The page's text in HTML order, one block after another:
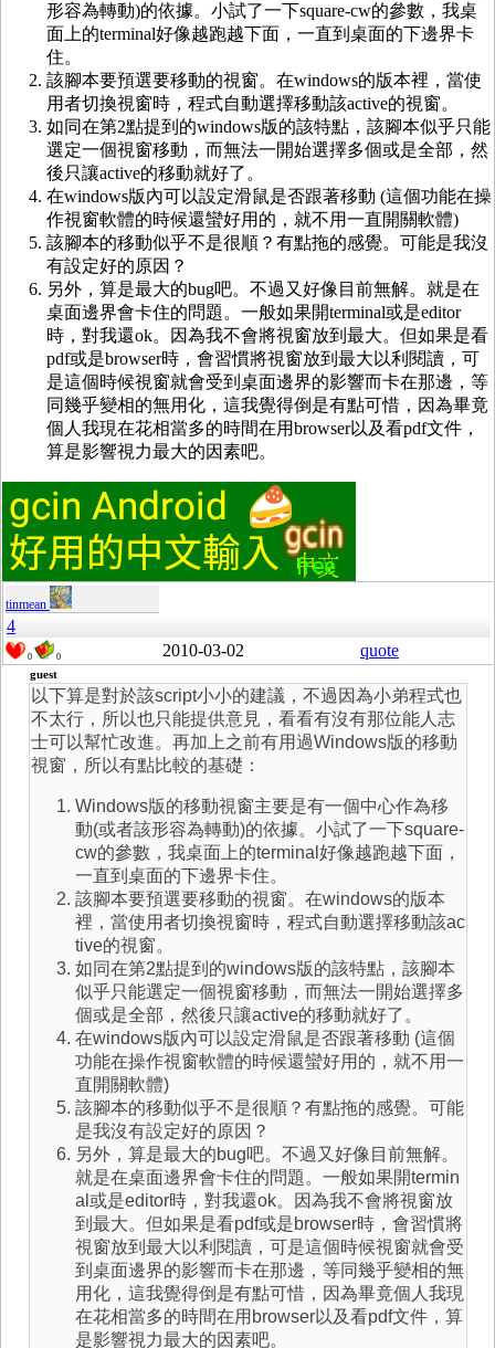
形容為轉動)的依據。小試了一下square-cw的參數，我桌
面上的terminal好像越跑越下面，一直到桌面的下邊界卡
住。
該腳本要預選要移動的視窗。在windows的版本裡，當使
用者切換視窗時，程式自動選擇移動該active的視窗。
如同在第2點提到的windows版的該特點，該腳本似乎只能
選定一個視窗移動，而無法一開始選擇多個或是全部，然
後只讓active的移動就好了。
在windows版內可以設定滑鼠是否跟著移動 (這個功能在操
作視窗軟體的時候還蠻好用的，就不用一直開關軟體)
該腳本的移動似乎不是很順？有點拖的感覺。可能是我沒
有設定好的原因？
另外，算是最大的bug吧。不過又好像目前無解。就是在
桌面邊界會卡住的問題。一般如果開terminal或是editor
時，對我還ok。因為我不會將視窗放到最大。但如果是看
pdf或是browser時，會習慣將視窗放到最大以利閱讀，可
是這個時候視窗就會受到桌面邊界的影響而卡在那邊，等
同幾乎變相的無用化，這我覺得倒是有點可惜，因為畢竟
個人我現在花相當多的時間在用browser以及看pdf文件，
算是影響視力最大的因素吧。
tinmean
4
0 0 2010-03-02 quote
guest
以下算是對於該script小小的建議，不過因為小弟程式也
不太行，所以也只能提供意見，看看有沒有那位能人志
士可以幫忙改進。再加上之前有用過Windows版的移動
視窗，所以有點比較的基礎：
Windows版的移動視窗主要是有一個中心作為移
動(或者該形容為轉動)的依據。小試了一下square-
cw的參數，我桌面上的terminal好像越跑越下面，
一直到桌面的下邊界卡住。
該腳本要預選要移動的視窗。在windows的版本
裡，當使用者切換視窗時，程式自動選擇移動該ac
tive的視窗。
如同在第2點提到的windows版的該特點，該腳本
似乎只能選定一個視窗移動，而無法一開始選擇多
個或是全部，然後只讓active的移動就好了。
在windows版內可以設定滑鼠是否跟著移動 (這個
功能在操作視窗軟體的時候還蠻好用的，就不用一
直開關軟體)
該腳本的移動似乎不是很順？有點拖的感覺。可能
是我沒有設定好的原因？
另外，算是最大的bug吧。不過又好像目前無解。
就是在桌面邊界會卡住的問題。一般如果開termin
al或是editor時，對我還ok。因為我不會將視窗放
到最大。但如果是看pdf或是browser時，會習慣將
視窗放到最大以利閱讀，可是這個時候視窗就會受
到桌面邊界的影響而卡在那邊，等同幾乎變相的無
用化，這我覺得倒是有點可惜，因為畢竟個人我現
在花相當多的時間在用browser以及看pdf文件，算
是影響視力最大的因素吧。